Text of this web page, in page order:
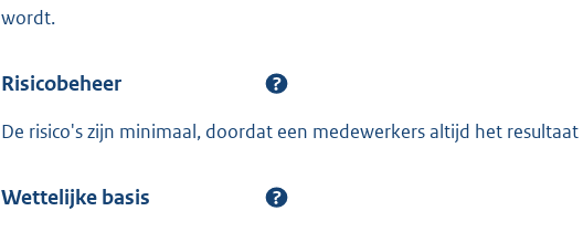
wordt.
Risicobeheer
De risico's zijn minimaal, doordat een medewerkers altijd het
Wettelijke basis